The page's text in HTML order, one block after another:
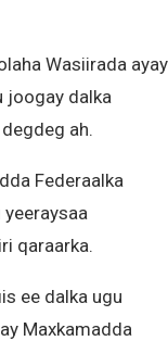
Wasiirada ayay
joogay dalka
ah.
Federaalka
qaraarka.
ee dalka ugu
Maxkamadda